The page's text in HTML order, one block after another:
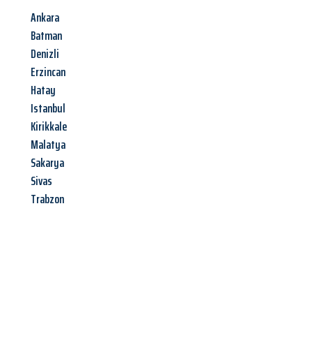
Ankara
Batman
Denizli
Erzincan
Hatay
Istanbul
Kirikkale
Malatya
Sakarya
Sivas
Trabzon